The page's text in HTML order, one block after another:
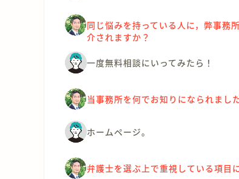
同じ悩みを持っている人に，弊事務
介されますか？
一度無料相談にいってみたら！
当事務所を何でお知りになられまし
ホームページ。
弁護士を選ぶ上で重視している項目